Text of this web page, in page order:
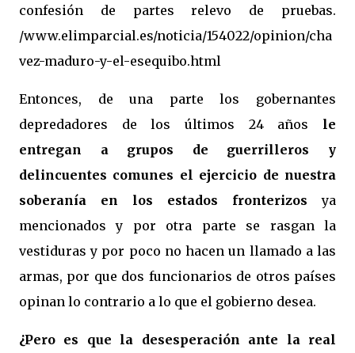
confesión de partes relevo de pruebas.
/www.elimparcial.es/noticia/154022/opinion/cha
vez-maduro-y-el-esequibo.html
Entonces, de una parte los gobernantes
depredadores de los últimos 24 años le
entregan a grupos de guerrilleros y
delincuentes comunes el ejercicio de nuestra
soberanía en los estados fronterizos ya
mencionados y por otra parte se rasgan la
vestiduras y por poco no hacen un llamado a las
armas, por que dos funcionarios de otros países
opinan lo contrario a lo que el gobierno desea.
¿Pero es que la desesperación ante la real